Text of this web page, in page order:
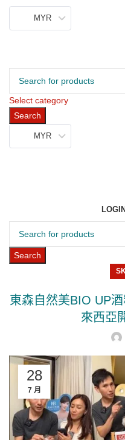
MYR
Select category
Search
MYR
Search
東森自然美BIO UP
來西亞
28
7 月